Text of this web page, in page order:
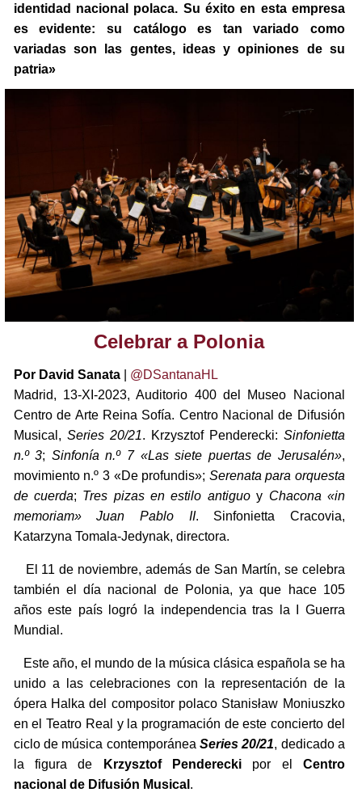
identidad nacional polaca. Su éxito en esta empresa
es evidente: su catálogo es tan variado como
variadas son las gentes, ideas y opiniones de su
patria»
Celebrar a Polonia
Por David Sanata| @DSantanaHL
Madrid, 13-XI-2023, Auditorio 400 del Museo Nacional
Centro de Arte Reina Sofía. Centro Nacional de Difusión
Musical, Series 20/21. Krzysztof Penderecki: Sinfonietta
n.º 3; Sinfonía n.º 7 «Las siete puertas de Jerusalén»,
movimiento n.º 3 «De profundis»; Serenata para orquesta
de cuerda; Tres pizas en estilo antiguoy Chacona «in
memoriam» Juan Pablo II. Sinfonietta Cracovia,
Katarzyna Tomala-Jedynak, directora.
El 11 de noviembre, además de San Martín, se celebra
también el día nacional de Polonia, ya que hace 105
años este país logró la independencia tras la I Guerra
Mundial.
Este año, el mundo de la música clásica española se ha
unido a las celebraciones con la representación de la
ópera Halka del compositor polaco Stanisław Moniuszko
en el Teatro Real y la programación de este concierto del
ciclo de música contemporánea Series 20/21, dedicado a
la figura de
Krzysztof Pendereckipor el Centro
nacional de Difusión Musical .